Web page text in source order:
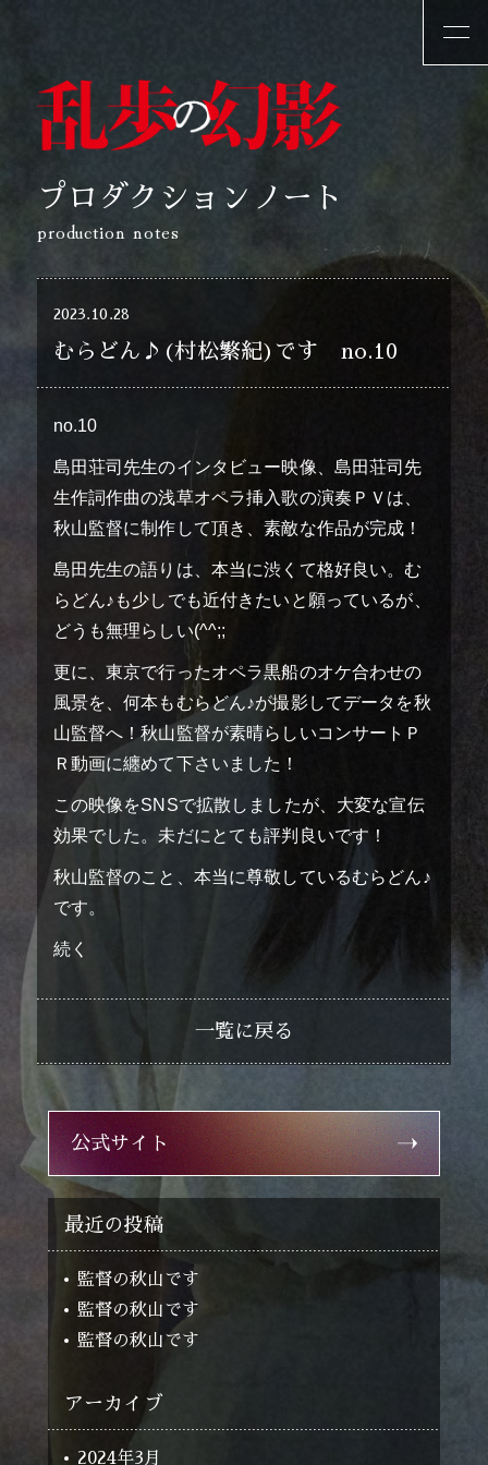
トップページ
上映劇場 screening theater
ティザー予告 teaser
作品紹介 introduction
スタッフ staff
協賛 sponsorship
プロダクションノート
production notes
2023.10.28
むらどん♪(村松繁紀)です no.10
no.10
島田荘司先生のインタビュー映像、島田荘司先
生作詞作曲の浅草オペラ挿入歌の演奏ＰＶは、
秋山監督に制作して頂き、素敵な作品が完成！
島田先生の語りは、本当に渋くて格好良い。む
らどん♪も少しでも近付きたいと願っているが、
どうも無理らしい(^^;;
更に、東京で行ったオペラ黒船のオケ合わせの
風景を、何本もむらどん♪が撮影してデータを秋
山監督へ！秋山監督が素晴らしいコンサートＰ
Ｒ動画に纏めて下さいました！
この映像をSNSで拡散しましたが、大変な宣伝
効果でした。未だにとても評判良いです！
秋山監督のこと、本当に尊敬しているむらどん♪
です。
続く
一覧に戻る
公式サイト
最近の投稿
監督の秋山です
監督の秋山です
監督の秋山です
アーカイブ
2024年3月